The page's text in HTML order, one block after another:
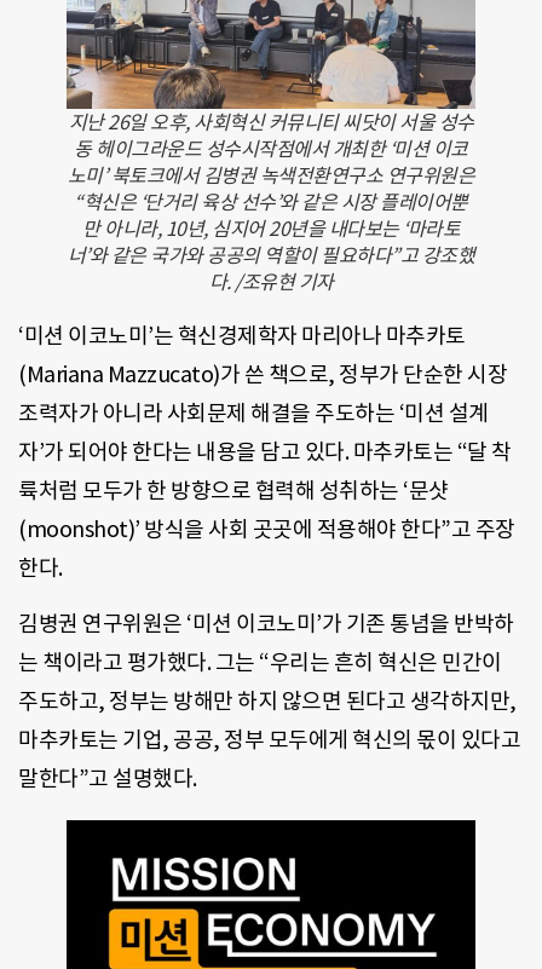
지난 26일 오후, 사회혁신 커뮤니티 씨닷이 서울 성수
동 헤이그라운드 성수시작점에서 개최한 ‘미션 이코
노미’ 북토크에서 김병권 녹색전환연구소 연구위원은
“혁신은 ‘단거리 육상 선수’와 같은 시장 플레이어뿐
만 아니라, 10년, 심지어 20년을 내다보는 ‘마라토
너’와 같은 국가와 공공의 역할이 필요하다”고 강조했
다. /조유현 기자
‘미션 이코노미’는 혁신경제학자 마리아나 마추카토
(Mariana Mazzucato)가 쓴 책으로, 정부가 단순한 시장
조력자가 아니라 사회문제 해결을 주도하는 ‘미션 설계
자’가 되어야 한다는 내용을 담고 있다. 마추카토는 “달 착
륙처럼 모두가 한 방향으로 협력해 성취하는 ‘문샷
(moonshot)’ 방식을 사회 곳곳에 적용해야 한다”고 주장
한다.
김병권 연구위원은 ‘미션 이코노미’가 기존 통념을 반박하
는 책이라고 평가했다. 그는 “우리는 흔히 혁신은 민간이
주도하고, 정부는 방해만 하지 않으면 된다고 생각하지만,
마추카토는 기업, 공공, 정부 모두에게 혁신의 몫이 있다고
말한다”고 설명했다.